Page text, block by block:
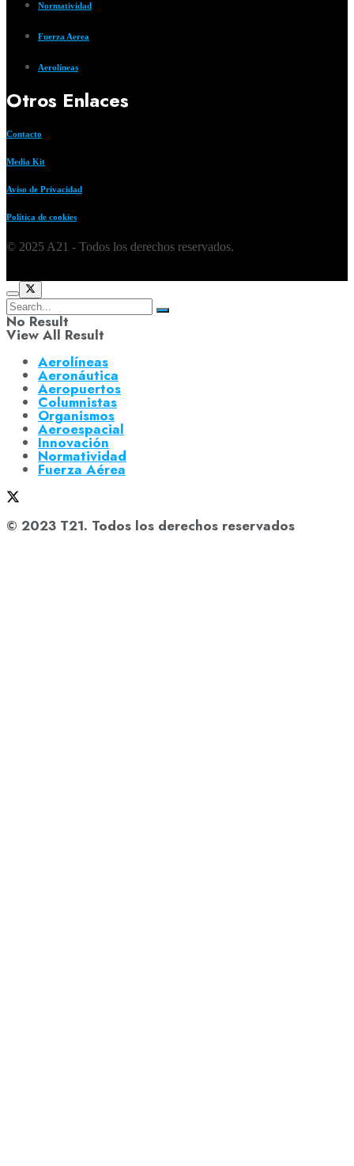
Normatividad
Fuerza Aerea
Aerolíneas
Otros Enlaces
Contacto
Media Kit
Aviso de Privacidad
Política de cookies
© 2025 A21 - Todos los derechos reservados.
No Result
View All Result
Aerolíneas
Aeronáutica
Aeropuertos
Columnistas
Organismos
Aeroespacial
Innovación
Normatividad
Fuerza Aérea
© 2023 T21. Todos los derechos reservados